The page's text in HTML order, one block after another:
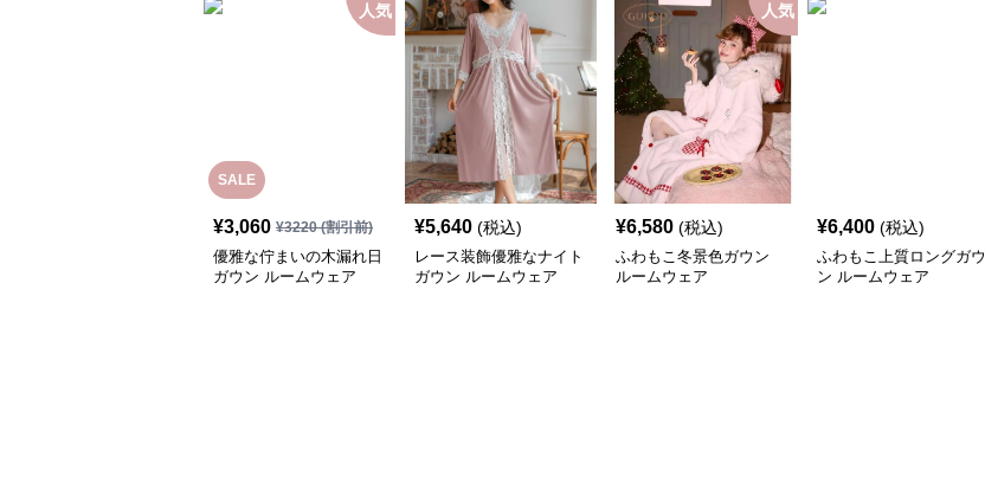
SALE
人気
¥3,060 ¥3220(割引前)
優雅な佇まいの木漏れ日
ガウン ルームウェア
¥5,640 (税込)
レース装飾優雅なナイト
ガウン ルームウェア
人気
¥6,580 (税込)
ふわもこ冬景色ガウン
ルームウェア
¥6,400 (税込)
ふわもこ上質ロングガウ
ン ルームウェア